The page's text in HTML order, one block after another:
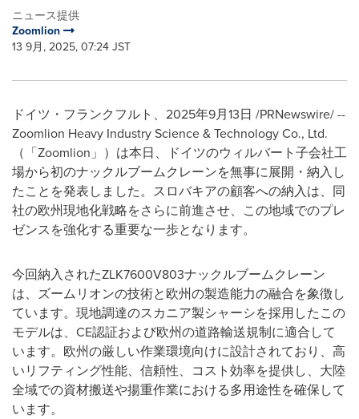
ニュース提供
Zoomlion
13 9月, 2025, 07:24 JST
ドイツ・フランクフルト、2025年9月13日 /PRNewswire/ --
Zoomlion Heavy Industry Science & Technology Co., Ltd.
（「Zoomlion」）は本日、ドイツのウィルバート子会社工
場から初のナックルブームクレーンを無事に展開・納入し
たことを発表しました。スロバキアの顧客への納入は、同
社の欧州現地化戦略をさらに前進させ、この地域でのプレ
ゼンスを強化する重要な一歩となります。
今回納入されたZLK7600V803ナックルブームクレーン
は、ズームリオンの技術と欧州の製造能力の融合を象徴し
ています。現地調達のスカニア製シャーシを採用したこの
モデルは、CE認証および欧州の道路輸送規制に適合して
います。欧州の厳しい作業環境向けに設計されており、高
いリフティング性能、信頼性、コスト効率を提供し、大陸
全域での資材搬送や揚重作業における多用途性を確保して
います。